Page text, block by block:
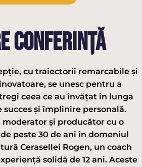
CONFERINȚĂ
cu traiectorii remarcabile și
se unesc pentru a
ceea ce au învățat în lunga
succes și împlinire personală.
moderator și producător cu o
peste 30 de ani în domeniul
Cerasellei Rogen, un coach
solidă de 12 ani. Aceste